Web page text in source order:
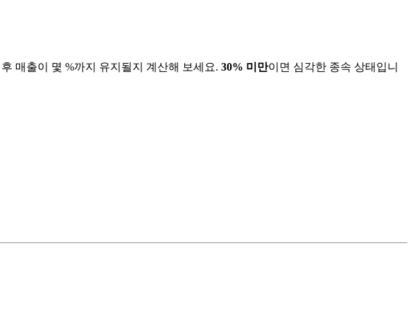
매출이 몇 %까지 유지될지 계산해 보세요. 30% 미만이면 심각한 종속 상태입니